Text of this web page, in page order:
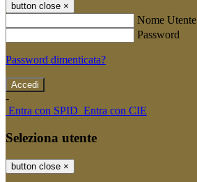
button close ×
Nome Utente
Password
Password dimenticata?
-
Entra con SPID Entra con CIE
Seleziona utente
button close ×